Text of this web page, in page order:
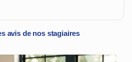
avis de nos stagiaires